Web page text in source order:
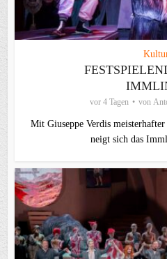
vor 4 Tagen von
Mit Giuseppe Verdis
neigt sich das